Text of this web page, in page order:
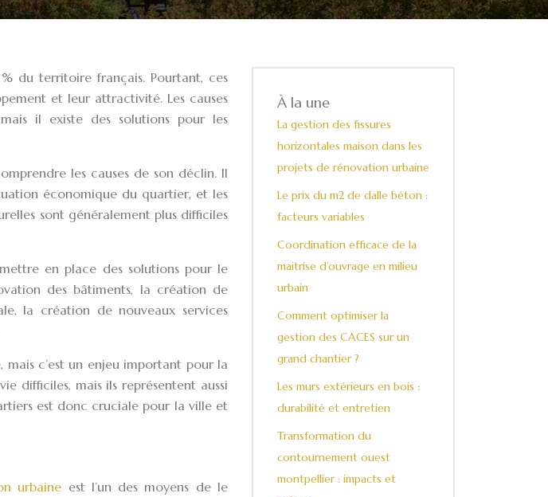
du territoire français. Pourtant, ces
et leur attractivité. Les causes
il existe des solutions pour les
les causes de son déclin. Il
économique du quartier, et les
sont généralement plus difficiles
en place des solutions pour le
des bâtiments, la création de
la création de nouveaux services
c’est un enjeu important pour la
difficiles, mais ils représentent aussi
est donc cruciale pour la ville et
urbaine est l’un des moyens de le
À la une
La gestion des fissures
horizontales maison dans les
projets de rénovation urbaine
Le prix du m2 de dalle béton :
facteurs variables
Coordination efficace de la
maitrise d’ouvrage en milieu
urbain
Comment optimiser la
gestion des CACES sur un
grand chantier ?
Les murs extérieurs en bois :
durabilité et entretien
Transformation du
contournement ouest
montpellier : impacts et